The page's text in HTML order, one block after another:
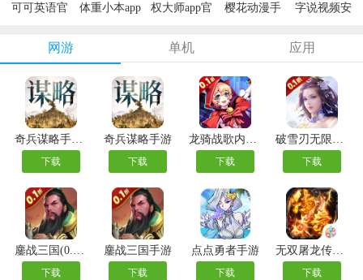
可可英语官
体重小本app
权大师app官
樱花动漫手
字说视频安
网游 单机 应用
奇兵谋略手游官方版
下载
奇兵谋略手游
下载
龙骑战歌内购版
下载
破雪刃无限代金券版
下载
鏖战三国(0.1折送万元红包)
下载
鏖战三国手游
下载
点点勇者手游
下载
无双屠龙传奇手游
下载